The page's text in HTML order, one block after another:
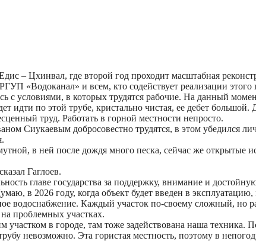
– Цхинвал, где второй год проходит масштабная
«Водоканал» и всем, кто содействует реализации этого
с условиями, в которых трудятся рабочие. На данный
идти по этой трубе, кристально чистая, ее дебет
труд. Работать в горной местности непросто.
Сиукаевым добросовестно трудятся, в этом убедился
в ней после дождя много песка, сейчас же
Гаглоев.
главе государства за поддержку, внимание и
в 2026 году, когда объект будет введен в
водоснабжение. Каждый участок по-своему сложный, но
проблемных участках.
в городе, там тоже задействована наша техника.
невозможно. Эта гористая местность, поэтому в